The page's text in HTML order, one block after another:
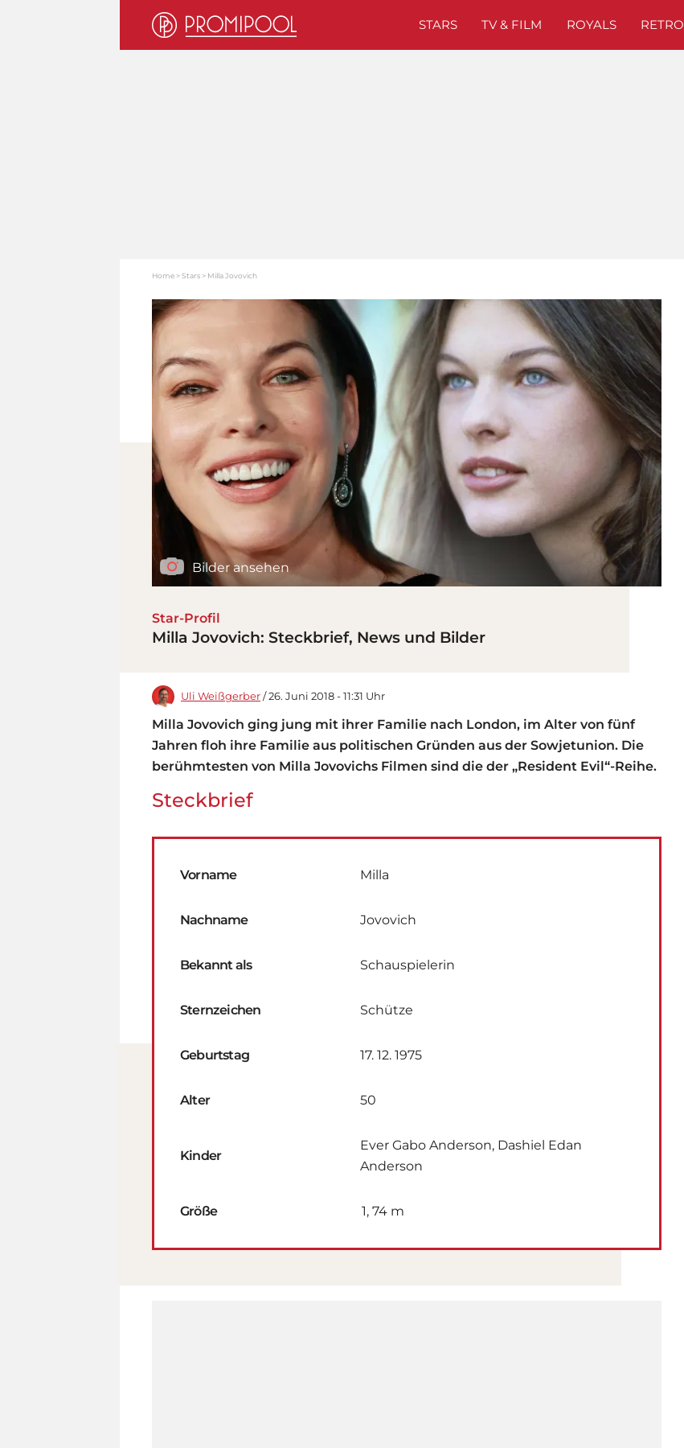
STARS TV & FILM ROYALS RETRO
Home Stars Milla Jovovich
Bilder ansehen
Star-Profil
Milla Jovovich: Steckbrief, News und Bilder
Uli Weißgerber / 26. Juni 2018 - 11:31 Uhr
Milla Jovovich ging jung mit ihrer Familie nach London, im Alter von fünf
Jahren floh ihre Familie aus politischen Gründen aus der Sowjetunion. Die
berühmtesten von Milla Jovovichs Filmen sind die der „Resident Evil“-Reihe.
Steckbrief
Vorname Milla
Nachname Jovovich
Bekannt als Schauspielerin
Sternzeichen Schütze
Geburtstag 17. 12. 1975
Alter 50
Kinder
Ever Gabo Anderson, Dashiel Edan
Anderson
Größe 1, 74 m